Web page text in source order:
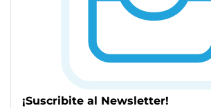
¡Suscribite al Newsletter!